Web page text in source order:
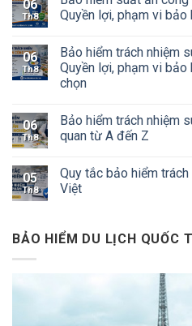
06
Th8
Quyền lợi, phạm vi
06
Th8
Bảo hiểm trách nhiệm
Quyền lợi, phạm vi
chọn
06
Th8
Bảo hiểm trách nhiệm
quan từ A đến Z
05
Th8
Quy tắc bảo hiểm
Việt
BẢO HIỂM DU LỊCH QUỐC